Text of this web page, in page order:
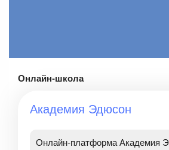
Онлайн-школа
Академия Эдюсон
Онлайн-платформа Академия